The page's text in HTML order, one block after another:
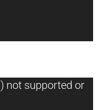
not supported or